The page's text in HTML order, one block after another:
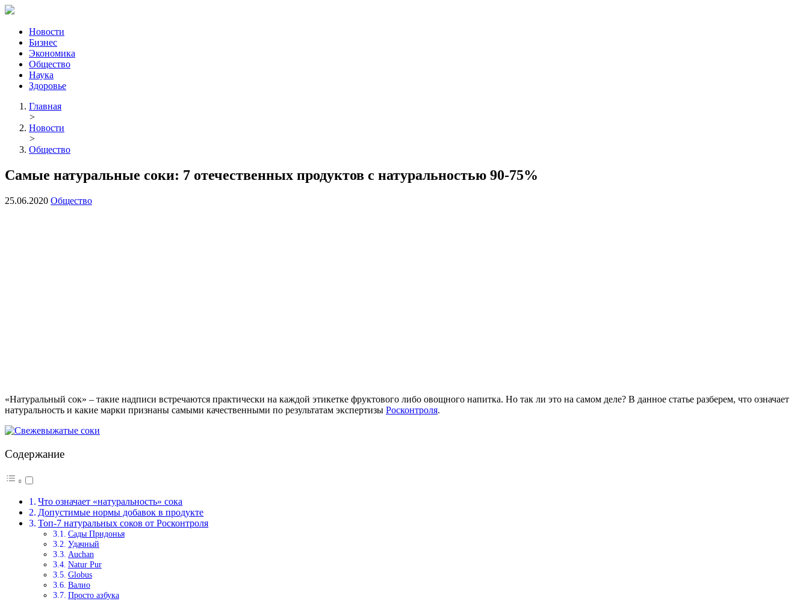
Новости
Бизнес
Экономика
Общество
Наука
Здоровье
Главная
>
Новости
>
Общество
Самые натуральные соки: 7 отечественных продуктов с натуральностью 90-75%
25.06.2020 Общество
«Натуральный сок» – такие надписи встречаются практически на каждой этикетке фруктового либо овощного напитка. Но так ли это на самом деле? В данное статье разберем, что означает
натуральность и какие марки признаны самыми качественными по результатам экспертизы Росконтроля.
Содержание
Что означает «натуральность» сока
Допустимые нормы добавок в продукте
Топ-7 натуральных соков от Росконтроля
Сады Придонья
Удачный
Auchan
Natur Pur
Globus
Валио
Просто азбука